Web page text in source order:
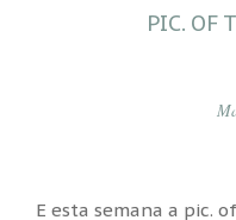
PIC. OF
E esta semana a pic.